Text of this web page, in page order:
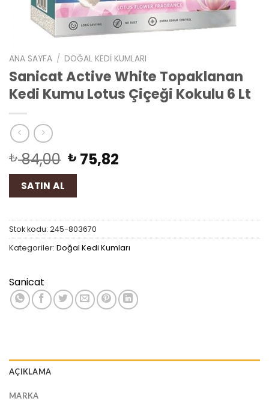
ANA SAYFA / DOĞAL KEDI KUMLARI
Sanicat Active White Topaklanan
Kedi Kumu Lotus Çiçeği Kokulu 6 Lt
₺84,00 ₺ 75,82
SATIN AL
Stok kodu: 245-803670
Kategoriler: Doğal Kedi Kumları
Sanicat
AÇIKLAMA
MARKA